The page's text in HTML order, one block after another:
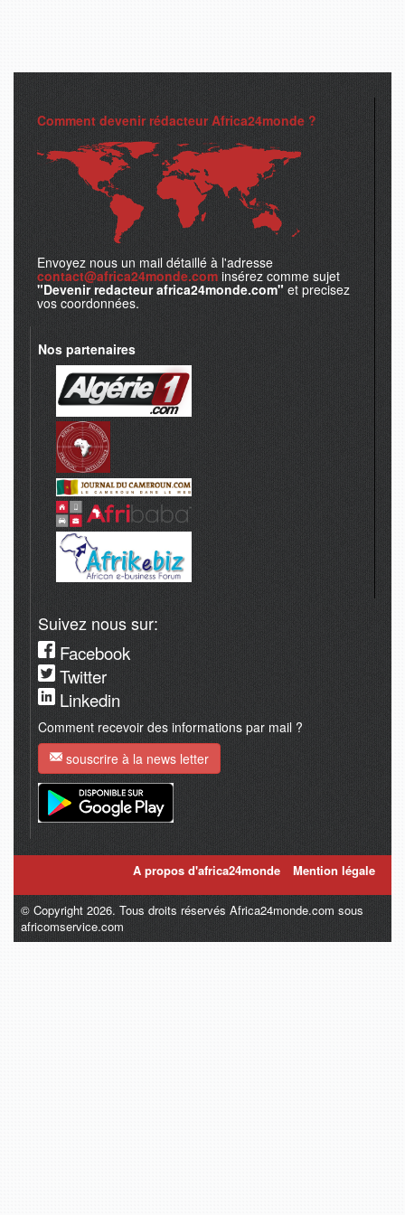
Comment devenir rédacteur Africa24monde ?
Envoyez nous un mail détaillé à l'adresse
contact@africa24monde.com insérez comme sujet
"Devenir redacteur africa24monde.com" et precisez
vos coordonnées.
Nos partenaires
Suivez nous sur:
Facebook
Twitter
Linkedin
Comment recevoir des informations par mail ?
souscrire à la news letter
A propos d'africa24monde Mention légale
© Copyright 2026. Tous droits réservés Africa24monde.com sous
africomservice.com